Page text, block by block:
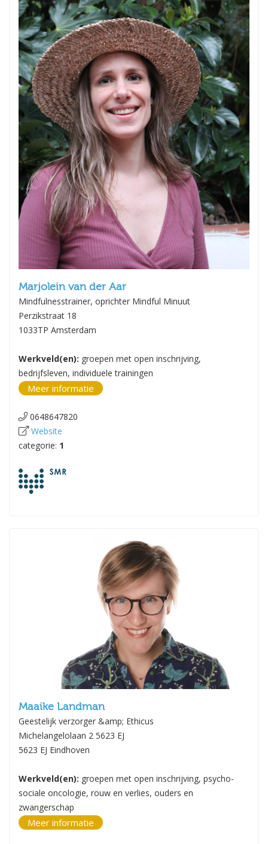
Marjolein van der Aar
Mindfulnesstrainer, oprichter Mindful Minuut
Perzikstraat 18
1033TP Amsterdam
Werkveld(en): groepen met open inschrijving,
bedrijfsleven, individuele trainingen
Meer informatie
0648647820
Website
categorie: 1
Maaike Landman
Geestelijk verzorger &amp; Ethicus
Michelangelolaan 2 5623 EJ
5623 EJ Eindhoven
Werkveld(en): groepen met open inschrijving, psycho-
sociale oncologie, rouw en verlies, ouders en
zwangerschap
Meer informatie